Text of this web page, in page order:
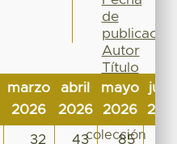
marzo
2026
abril
2026
mayo
2026
32 43 85
de
publicación
Autor
Título
Materia
Tipo
colección